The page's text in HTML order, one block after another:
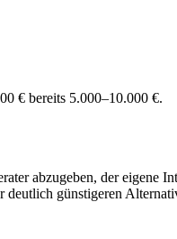
€ bereits 5.000–10.000 €.
abzugeben, der eigene
deutlich günstigeren